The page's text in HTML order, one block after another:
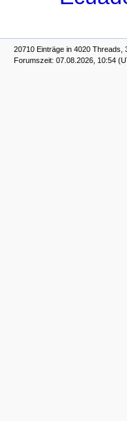
20710 Einträge in 4020
Forumszeit: 07.08.2026, 10:54